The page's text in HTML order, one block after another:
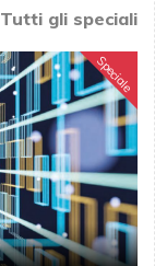
Tutti gli speciali
Speciale